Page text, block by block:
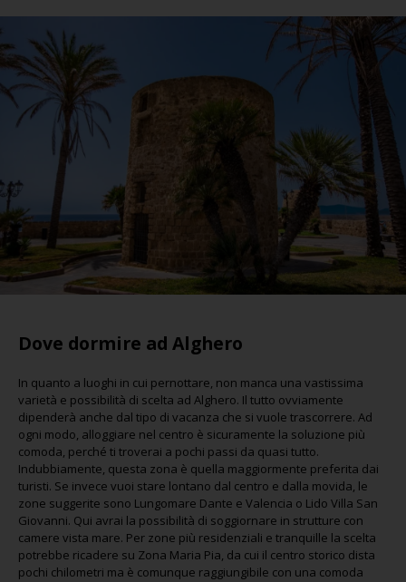
Dove dormire ad Alghero
In quanto a luoghi in cui pernottare, non manca una vastissima
varietà e possibilità di scelta ad Alghero. Il tutto ovviamente
dipenderà anche dal tipo di vacanza che si vuole trascorrere. Ad
ogni modo, alloggiare nel centro è sicuramente la soluzione più
comoda, perché ti troverai a pochi passi da quasi tutto.
Indubbiamente, questa zona è quella maggiormente preferita dai
turisti. Se invece vuoi stare lontano dal centro e dalla movida, le
zone suggerite sono Lungomare Dante e Valencia o Lido Villa San
Giovanni. Qui avrai la possibilità di soggiornare in strutture con
camere vista mare. Per zone più residenziali e tranquille la scelta
potrebbe ricadere su Zona Maria Pia, da cui il centro storico dista
pochi chilometri ma è comunque raggiungibile con una comoda